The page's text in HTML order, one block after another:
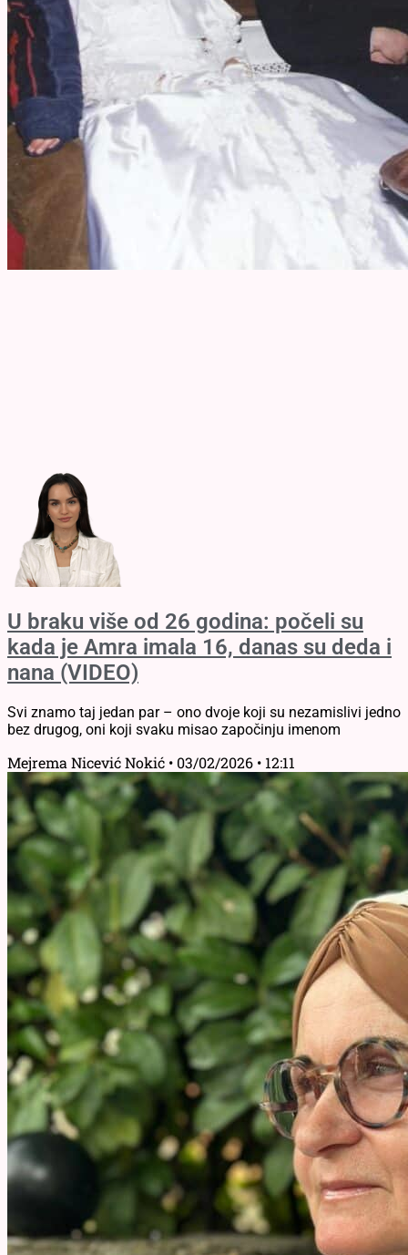
U braku više od 26 godina: počeli su
kada je Amra imala 16, danas su deda i
nana (VIDEO)
Svi znamo taj jedan par – ono dvoje koji su nezamislivi jedno
bez drugog, oni koji svaku misao započinju imenom
Mejrema Nicević Nokić 03/02/2026 12:11